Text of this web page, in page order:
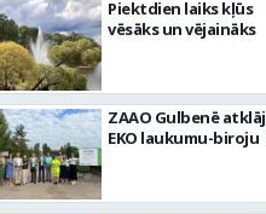
Piektdien laiks kļūs
vēsāks un vējaināks
ZAAO Gulbenē atklāj
EKO laukumu-biroju